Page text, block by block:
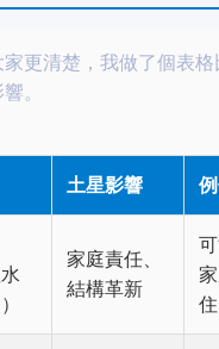
更清楚，我做了個表
。
土星影響
家庭責任、
結構革新
住